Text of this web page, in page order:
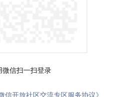
微信扫一扫登录
微信开放社区交流专区服务协议》